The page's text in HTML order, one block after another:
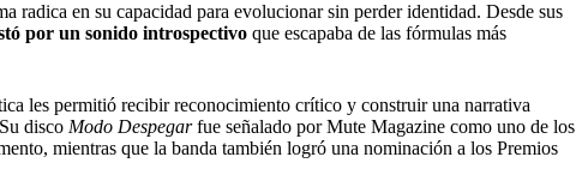
radica en su capacidad para evolucionar sin perder identidad. Desde sus
por un sonido introspectivo que escapaba de las fórmulas más
les permitió recibir reconocimiento crítico y construir una narrativa
disco Modo Despegarfue señalado por Mute Magazine como uno de los
mientras que la banda también logró una nominación a los Premios